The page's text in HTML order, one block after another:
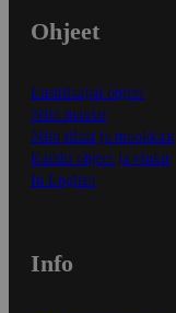
Ohjeet
Ensitilaajan ohjeet
Näin maksat
Näin tilaat ja muokkaat
Kaikki ohjeet ja vinkit
In English
Info